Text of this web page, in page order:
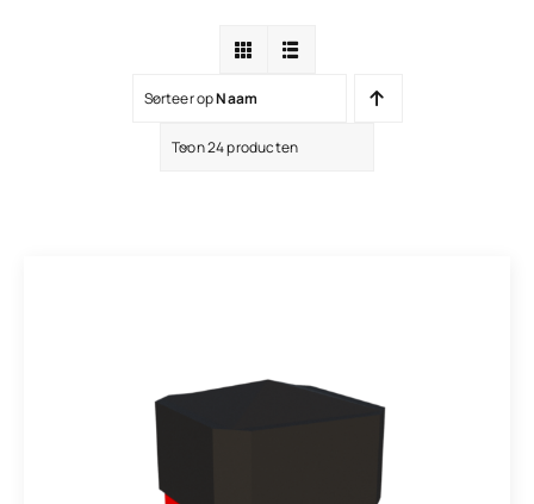
Sorteer opNaam
Toon 24 producten